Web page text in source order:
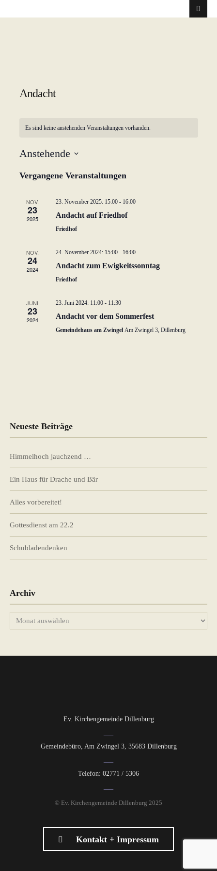
Andacht
Es sind keine anstehenden Veranstaltungen vorhanden.
Anstehende
a
Vergangene Veranstaltungen
NOV.
23
2025
23. November 2025: 15:00- 16:00
Andacht auf Friedhof
Friedhof
NOV.
24
2024
24. November 2024: 15:00- 16:00
Andacht zum Ewigkeitssonntag
Friedhof
JUNI
23
2024
23. Juni 2024: 11:00- 11:30
Andacht vor dem Sommerfest
Gemeindehaus am Zwingel Am Zwingel 3, Dillenburg
Neueste Beiträge
Himmelhoch jauchzend …
Ein Haus für Drache und Bär
Alles vorbereitet!
Gottesdienst am 22.2
Schubladendenken
Archiv
Archiv
Ev. Kirchengemeinde Dillenburg
Gemeindebüro, Am Zwingel 3, 35683 Dillenburg
Telefon: 02771 / 5306
© Ev. Kirchengemeinde Dillenburg 2025
Kontakt + Impressum